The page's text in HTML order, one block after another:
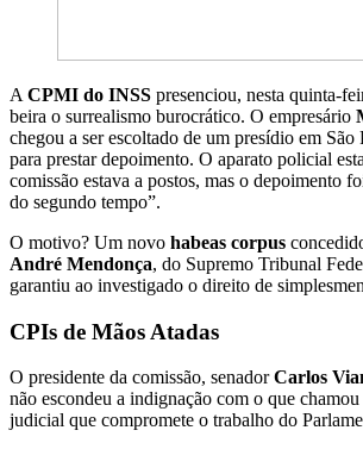
A CPMI do INSS presenciou, nesta quinta-
beira o surrealismo burocrático. O empresário
chegou a ser escoltado de um presídio em São
para prestar depoimento. O aparato policial
comissão estava a postos, mas o depoimento
do segundo tempo”.
O motivo? Um novo habeas corpus
André Mendonça, do Supremo Tribunal
garantiu ao investigado o direito de
CPIs de Mãos Atadas
O presidente da comissão, senadorCarlos
não escondeu a indignação com o que
judicial que compromete o trabalho do